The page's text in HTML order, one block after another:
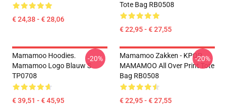
€ 24,38 - € 28,06
Tote Bag RB0508
€ 22,95 - € 27,55
Mamamoo Hoodies.
Mamamoo Logo Blauw S
TP0708
€ 39,51 - € 45,95
-20%
Mamamoo Zakken - KPOP
MAMAMOO All Over Print Tote
Bag RB0508
€ 22,95 - € 27,55
-20%